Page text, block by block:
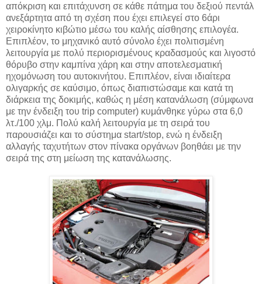
απόκριση και επιτάχυνση σε κάθε πάτημα του δεξιού πεντάλ
ανεξάρτητα από τη σχέση που έχει επιλεγεί στο 6άρι
χειροκίνητο κιβώτιο μέσω του καλής αίσθησης επιλογέα.
Επιπλέον, το μηχανικό αυτό σύνολο έχει πολιτισμένη
λειτουργία με πολύ περιορισμένους κραδασμούς και λιγοστό
θόρυβο στην καμπίνα χάρη και στην αποτελεσματική
ηχομόνωση του αυτοκινήτου. Επιπλέον, είναι ιδιαίτερα
ολιγαρκής σε καύσιμο, όπως διαπιστώσαμε και κατά τη
διάρκεια της δοκιμής, καθώς η μέση κατανάλωση (σύμφωνα
με την ένδειξη του trip computer) κυμάνθηκε γύρω στα 6,0
λτ./100 χλμ. Πολύ καλή λειτουργία με τη σειρά του
παρουσιάζει και το σύστημα start/stop, ενώ η ένδειξη
αλλαγής ταχυτήτων στον πίνακα οργάνων βοηθάει με την
σειρά της στη μείωση της κατανάλωσης.